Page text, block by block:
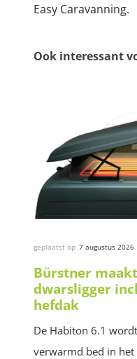
Easy Caravanning.
Ook interessant
geplaatst op 7 augustus 2026
Bürstner
dwarsligger
hefdak
De Habiton 6.1
verwarmd bed in